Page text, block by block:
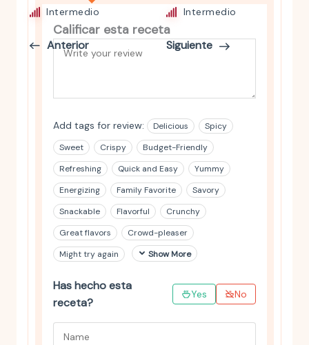
Intermedio
Anterior
Intermedio
Siguiente
Calificar esta receta
Add tags for review: Delicious
Spicy
Sweet
Crispy
Budget-Friendly
Refreshing
Quick and Easy
Yummy
Energizing
Family Favorite
Savory
Snackable
Flavorful
Crunchy
Great flavors
Crowd-pleaser
Might try again
Show More
Has hecho esta
receta?
Yes No